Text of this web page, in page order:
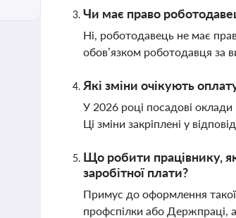
Чи має право
Ні, роботодавець не має
обов’язком роботодавця за
Які зміни очікують
У 2026 році посадові
Ці зміни закріплені у
Що робити працівнику,
заробітної плати?
Примус до оформлення
профспілки або Держпраці,